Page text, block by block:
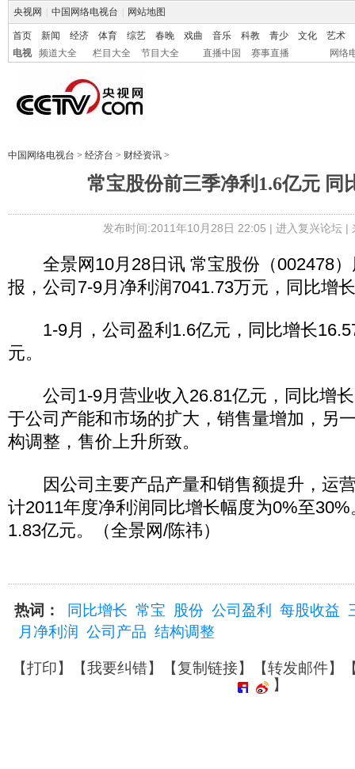
央视网 中国网络电视台 网站地图
首页 新闻 经济 体育 综艺 春晚 戏曲 音乐 科教 青少 文化
艺术
电视
频道大全 栏目大全 节目大全 直播中国 赛事直播 网络
中国网络电视台 > 经济台 > 财经资讯 >
常宝股份前三季净利1.6亿元 同
发布时间:2011年10月28日 22:05 | 进入复兴论坛|
全景网10月28日讯 常宝股份（002478）
报，公司7-9月净利润7041.73万元，同比增
1-9月，公司盈利1.6亿元，同比增长
元。
公司1-9月营业收入26.81亿元，同比增长
于公司产能和市场的扩大，销售量增加，另
构调整，售价上升所致。
因公司主要产品产量和销售额提升，运
计2011年度净利润同比增长幅度为0%至
1.83亿元。（全景网/陈祎）
热词： 同比增长 常宝 股份 公司盈利 每股收益
月净利润
公司产品 结构调整
【打印】【我要纠错】【复制链接】【转发邮件】
】